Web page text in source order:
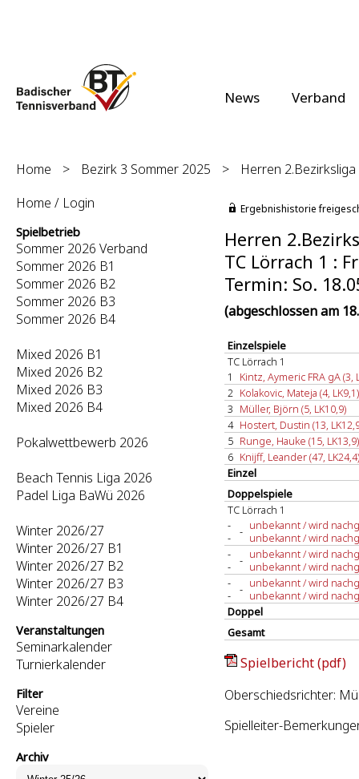
News Verband
Home > Bezirk 3 Sommer 2025 >
Herren 2.Bezirksliga
Home / Login
Spielbetrieb
Sommer 2026 Verband
Sommer 2026 B1
Sommer 2026 B2
Sommer 2026 B3
Sommer 2026 B4
Mixed 2026 B1
Mixed 2026 B2
Mixed 2026 B3
Mixed 2026 B4
Pokalwettbewerb 2026
Beach Tennis Liga 2026
Padel Liga BaWü 2026
Winter 2026/27
Winter 2026/27 B1
Winter 2026/27 B2
Winter 2026/27 B3
Winter 2026/27 B4
Veranstaltungen
Seminarkalender
Turnierkalender
Filter
Vereine
Spieler
Archiv
Ergebnishistorie
Herren
TC Lörrach 1 :
Termin: So.
(abgeschlossen am
Einzelspiele
TC Lörrach 1
1
Kintz, Aymeric FRA gA (3,
2 Kolakovic, Mateja (4, LK9,1)
3 Müller, Björn (5, LK10,9)
4 Hostert, Dustin (13,
5 Runge, Hauke (15, LK13,9)
6 Knijff, Leander (47, LK24,4)
Einzel
Doppelspiele
TC Lörrach 1
-
-
- unbekannt / wird
unbekannt / wird
-
-
- unbekannt / wird
unbekannt / wird
-
-
- unbekannt / wird
unbekannt / wird
Doppel
Gesamt
Spielbericht (pdf)
Oberschiedsrichter:
Spielleiter-